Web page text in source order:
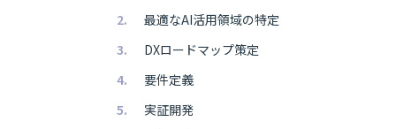
最適なAI活用領域の特定
DXロードマップ策定
要件定義
実証開発